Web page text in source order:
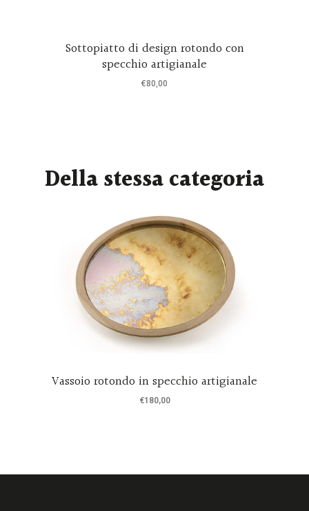
Sottopiatto di design rotondo con
specchio artigianale
€80,00
Della stessa categoria
Vassoio rotondo in specchio artigianale
€180,00